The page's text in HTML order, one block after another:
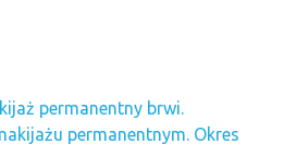
permanentny brwi.
permanentnym. Okres